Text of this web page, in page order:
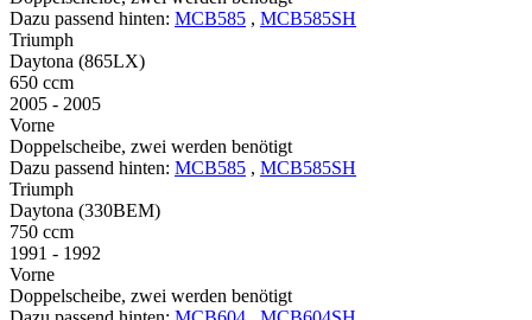
Dazu passend hinten: MCB585 , MCB585SH
Triumph
Daytona (865LX)
650 ccm
2005 - 2005
Vorne
Doppelscheibe, zwei werden benötigt
Dazu passend hinten: MCB585 , MCB585SH
Triumph
Daytona (330BEM)
750 ccm
1991 - 1992
Vorne
Doppelscheibe, zwei werden benötigt